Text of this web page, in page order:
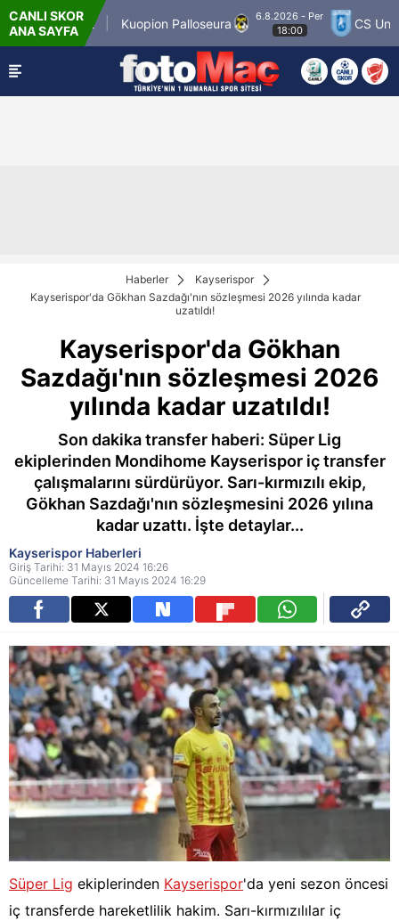
CANLI SKOR
ANA SAYFA
Match 12 Kuopion Palloseura
6.8.2026 - Per
18:00
CS
Haberler
Kayserispor
Kayserispor'da Gökhan Sazdağı'nın sözleşmesi 2026 yılında kadar
uzatıldı!
Kayserispor'da Gökhan
Sazdağı'nın sözleşmesi 2026
yılında kadar uzatıldı!
Son dakika transfer haberi: Süper Lig
ekiplerinden Mondihome Kayserispor iç transfer
çalışmalarını sürdürüyor. Sarı-kırmızılı ekip,
Gökhan Sazdağı'nın sözleşmesini 2026 yılına
kadar uzattı. İşte detaylar...
Kayserispor Haberleri
Giriş Tarihi: 31 Mayıs 2024 16:26
Güncelleme Tarihi: 31 Mayıs 2024 16:29
Süper Lig ekiplerinden Kayserispor'da yeni sezon öncesi
iç transferde hareketlilik hakim. Sarı-kırmızılılar iç